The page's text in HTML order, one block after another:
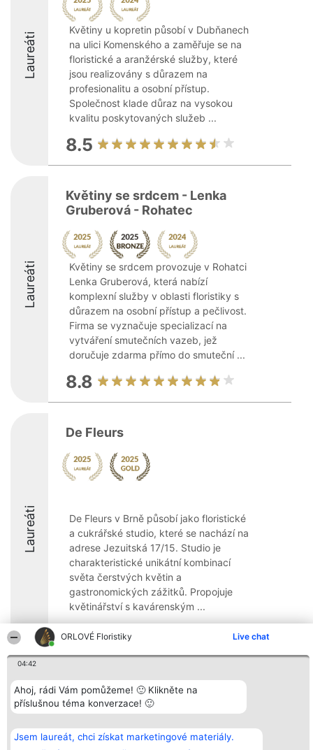
ORLOVÉ Floristiky Live chat
04:42
Ahoj, rádi Vám pomůžeme! 🙂 Klikněte na
příslušnou téma konverzace! 🙂
Jsem laureát, chci získat marketingové materiály.
Laureáti
Květiny u kopretin působí v Dubňanech
na ulici Komenského a zaměřuje se na
floristické a aranžérské služby, které
jsou realizovány s důrazem na
profesionalitu a osobní přístup.
Společnost klade důraz na vysokou
kvalitu poskytovaných služeb ...
8.5
Laureáti
Květiny se srdcem - Lenka
Gruberová - Rohatec
Květiny se srdcem provozuje v Rohatci
Lenka Gruberová, která nabízí
komplexní služby v oblasti floristiky s
důrazem na osobní přístup a pečlivost.
Firma se vyznačuje specializací na
vytváření smutečních vazeb, jež
doručuje zdarma přímo do smuteční ...
8.8
Laureáti
De Fleurs
De Fleurs v Brně působí jako floristické
a cukrářské studio, které se nachází na
adrese Jezuitská 17/15. Studio je
charakteristické unikátní kombinací
světa čerstvých květin a
gastronomických zážitků. Propojuje
květinářství s kavárenským ...
9.8
Organizátor hlasování
Bright Side Solutions sp. z o.
o. sp. k.
ul. Ruska 22
KRS 0000749100 | Regon
381313360 | NIP 8943132676
Plebiscyt
Vítězové
Seznam všech
laureátů
Pravidla
Kontakt